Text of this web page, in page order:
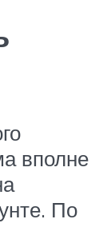
вполне
По